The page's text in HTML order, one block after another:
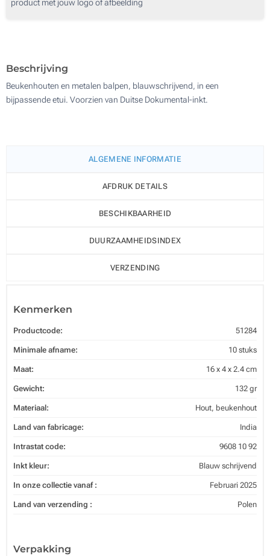
Digitale full colour bedrukking (Op het doosje)
100
product met jouw logo of afbeelding
Beschrijving
Beukenhouten en metalen balpen, blauwschrijvend, in een
bijpassende etui. Voorzien van Duitse Dokumental-inkt.
ALGEMENE INFORMATIE
AFDRUK DETAILS
BESCHIKBAARHEID
DUURZAAMHEIDSINDEX
VERZENDING
Kenmerken
Productcode: 51284
Minimale afname: 10 stuks
Maat: 16 x 4 x 2.4 cm
Gewicht: 132 gr
Materiaal: Hout, beukenhout
Land van fabricage: India
Intrastat code: 9608 10 92
Inkt kleur: Blauw schrijvend
In onze collectie vanaf : Februari 2025
Land van verzending : Polen
Verpakking